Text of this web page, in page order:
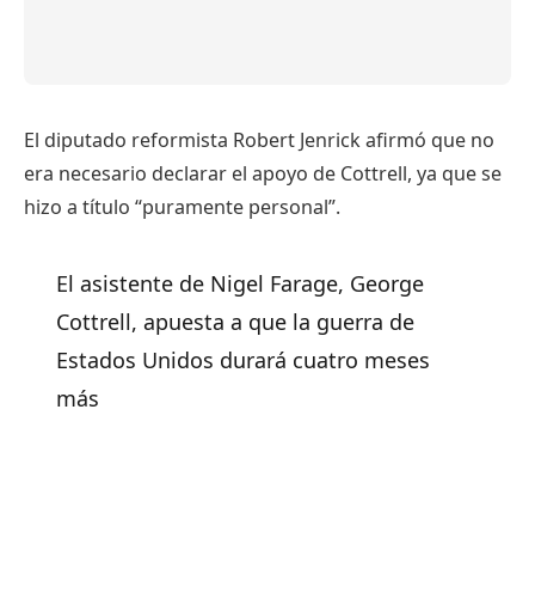
El diputado reformista Robert Jenrick afirmó que no
era necesario declarar el apoyo de Cottrell, ya que se
hizo a título “puramente personal”.
El asistente de Nigel Farage, George
Cottrell, apuesta a que la guerra de
Estados Unidos durará cuatro meses
más